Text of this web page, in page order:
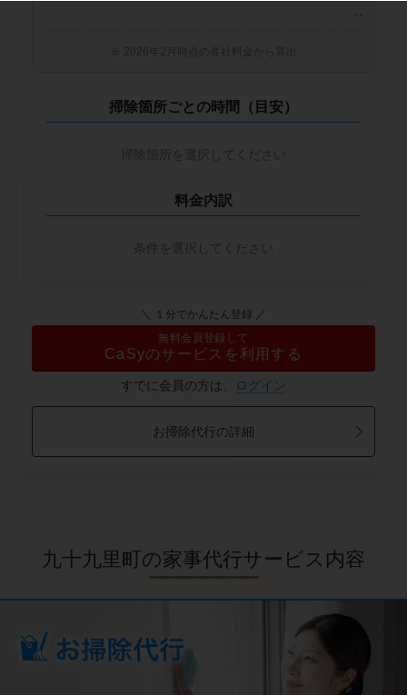
--
※ 2026年2月時点の各社料金から算出
掃除箇所ごとの時間（目安）
掃除箇所を選択してください
料金内訳
条件を選択してください
＼ １分でかんたん登録 ／
無料会員登録して
CaSyのサービスを利用する
すでに会員の方は、 ログイン
お掃除代行の詳細
九十九里町の家事代行サービス内容